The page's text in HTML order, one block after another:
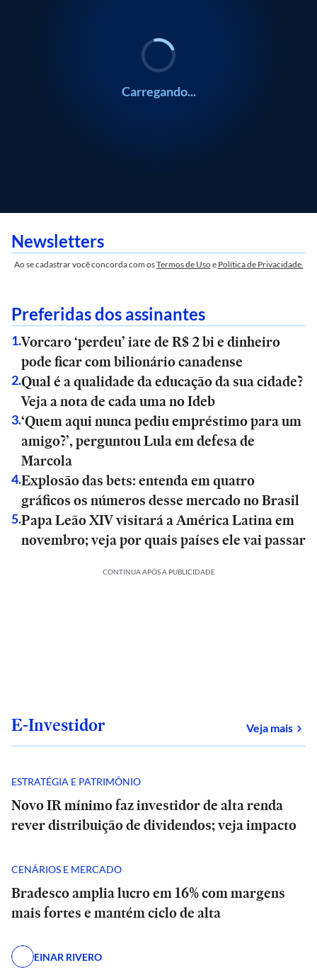
Carregando...
Newsletters
Ao se cadastrar você concorda com osTermos de Usoe Política de Privacidade.
Preferidas dos assinantes
1.Vorcaro ‘perdeu’ iate de R$ 2 bi e dinheiro
pode ficar com bilionário canadense
2.Qual é a qualidade da educação da sua cidade?
Veja a nota de cada uma no Ideb
3.‘Quem aqui nunca pediu empréstimo para um
amigo?’, perguntou Lula em defesa de
Marcola
4.Explosão das bets: entenda em quatro
gráficos os números desse mercado no Brasil
5.Papa Leão XIV visitará a América Latina em
novembro; veja por quais países ele vai passar
CONTINUA APÓS A PUBLICIDADE
E-Investidor Veja mais
ESTRATÉGIA E PATRIMÔNIO
Novo IR mínimo faz investidor de alta renda
rever distribuição de dividendos; veja impacto
CENÁRIOS E MERCADO
Bradesco amplia lucro em 16% com margens
mais fortes e mantém ciclo de alta
EINAR RIVERO